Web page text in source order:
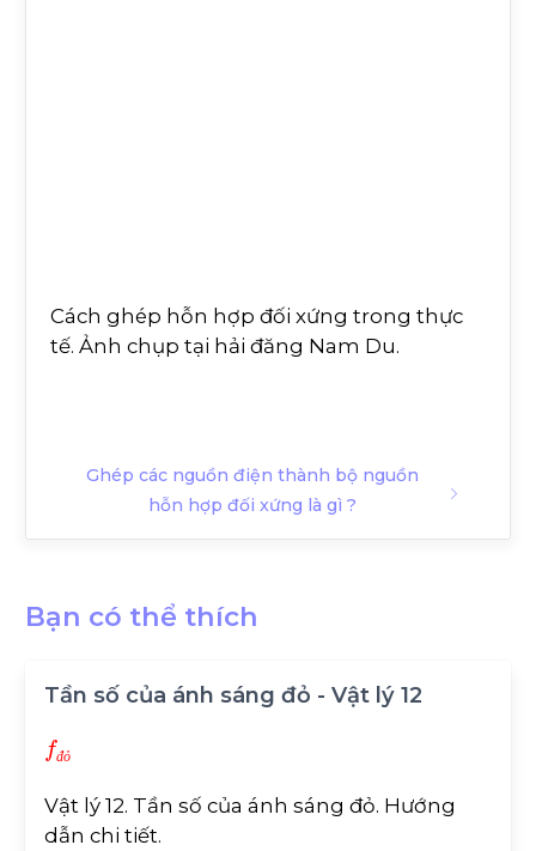
Cách ghép hỗn hợp đối xứng trong thực
tế. Ảnh chụp tại hải đăng Nam Du.
Ghép các nguồn điện thành bộ nguồn
hỗn hợp đối xứng là gì ?
Bạn có thể thích
Tần số của ánh sáng đỏ - Vật lý 12
fđ
Vật lý 12. Tần số của ánh sáng đỏ. Hướng
dẫn chi tiết.